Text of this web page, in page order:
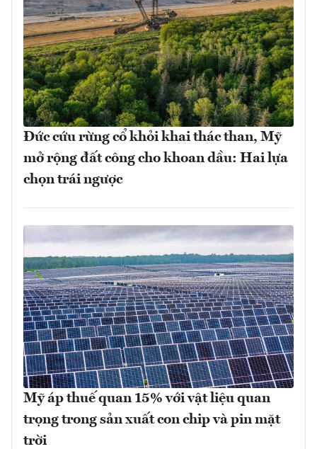
Đức cứu rừng cổ khỏi khai thác than, Mỹ
mở rộng đất công cho khoan dầu: Hai lựa
chọn trái ngược
Mỹ áp thuế quan 15% với vật liệu quan
trọng trong sản xuất con chip và pin mặt
trời